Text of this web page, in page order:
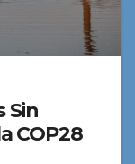
Sin
COP28